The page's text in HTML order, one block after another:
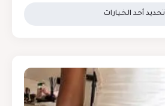
تحديد أحد الخيارات